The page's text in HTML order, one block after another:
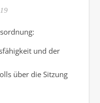
und der
über die Sitzung